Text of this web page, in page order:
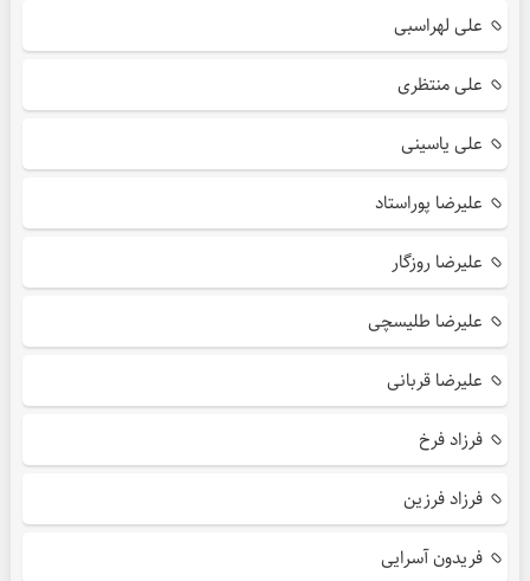
علی لهراسبی
علی منتظری
علی یاسینی
علیرضا پوراستاد
علیرضا روزگار
علیرضا طلیسچی
علیرضا قربانی
فرزاد فرخ
فرزاد فرزین
فریدون آسرایی